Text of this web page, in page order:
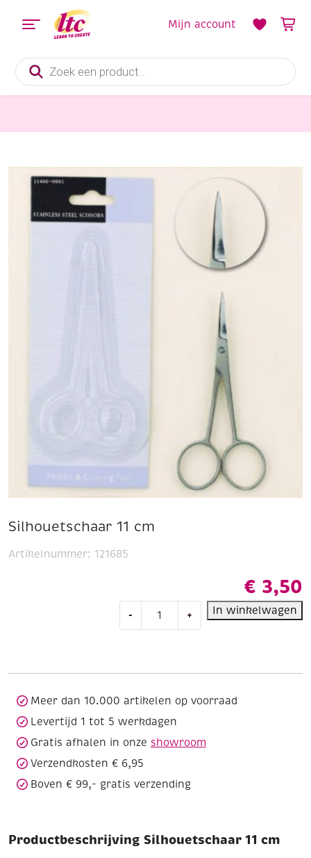
Producten
zoeken
Mijn account
Silhouetschaar 11 cm
€ 3,50
- + In winkelwagen
Artikelnummer: 121685
Meer dan 10.000 artikelen op voorraad
Levertijd 1 tot 5 werkdagen
Gratis afhalen in onze showroom
Verzendkosten € 6,95
Boven € 99,- gratis verzending
Productbeschrijving Silhouetschaar 11 cm